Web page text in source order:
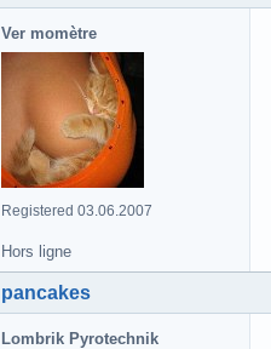
Ver momètre
Registered 03.06.2007
Hors ligne
pancakes
Lombrik Pyrotechnik